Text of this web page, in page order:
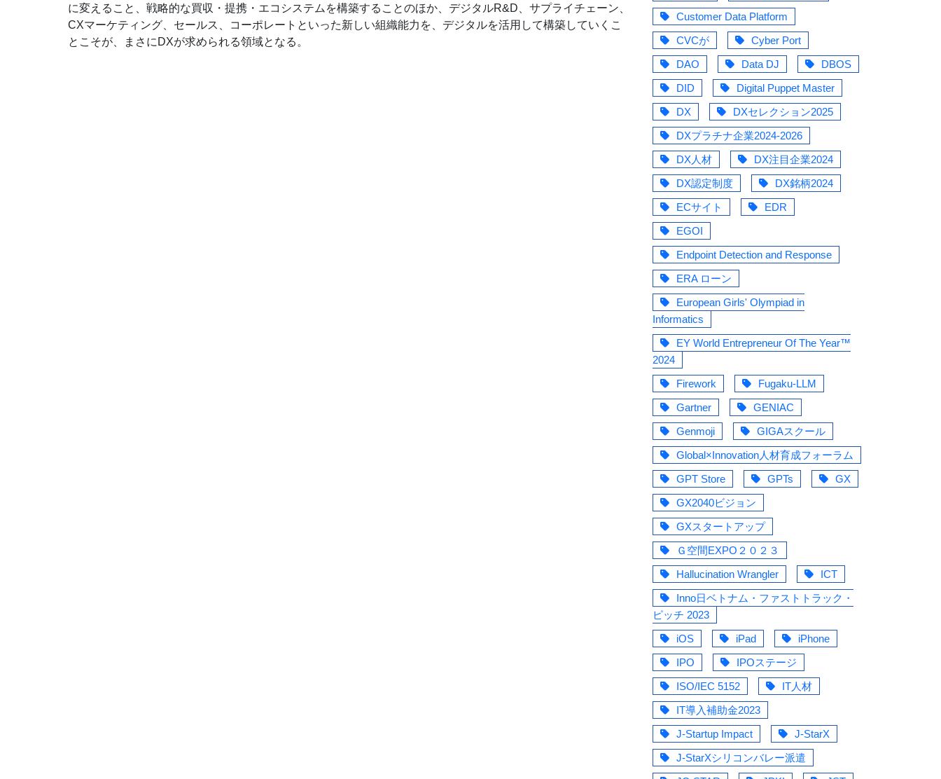
に変えること、戦略的な買収・提携・エコシステムを構築することのほか、デジタルR&D、サプライチェーン、
CXマーケティング、セールス、コーポレートといった新しい組織能力を、デジタルを活用して構築していくこ
とこそが、まさにDXが求められる領域となる。
Customer Data Platform
CVCが
Cyber Port
DAO
Data DJ
DBOS
DID
Digital Puppet Master
DX
DXセレクション2025
DXプラチナ企業2024-2026
DX人材
DX注目企業2024
DX認定制度
DX銘柄2024
ECサイト
EDR
EGOI
Endpoint Detection and Response
ERA ローン
European Girls' Olympiad in
Informatics
EY World Entrepreneur Of The Year™
2024
Firework
Fugaku-LLM
Gartner
GENIAC
Genmoji
GIGAスクール
Global×Innovation人材育成フォーラム
GPT Store
GPTs
GX
GX2040ビジョン
GXスタートアップ
Ｇ空間EXPO２０２３
Hallucination Wrangler
ICT
Inno日ベトナム・ファストトラック・
ピッチ 2023
iOS
iPad
iPhone
IPO
IPOステージ
ISO/IEC 5152
IT人材
IT導入補助金2023
J-Startup Impact
J-StarX
J-StarXシリコンバレー派遣